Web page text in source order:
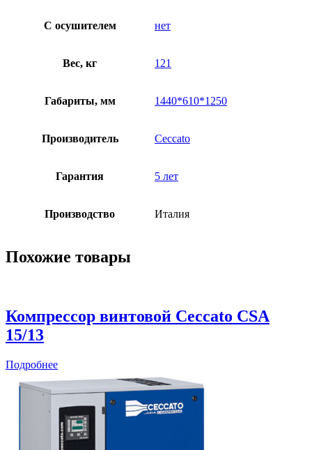
C осушителем нет
Вес, кг 121
Габариты, мм 1440*610*1250
Производитель Ceccato
Гарантия 5 лет
Производство Италия
Похожие товары
Компрессор винтовой Ceccato CSА
15/13
Подробнее